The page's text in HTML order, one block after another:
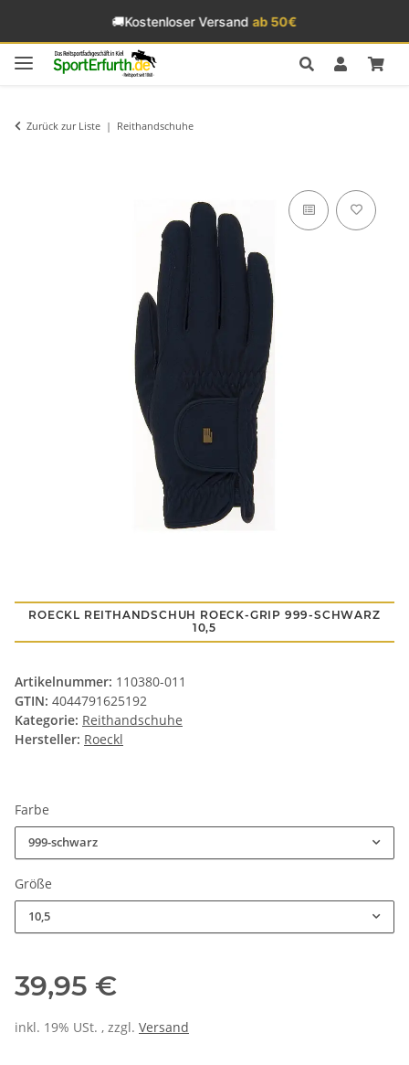
🚚Kostenloser Versandab 50€
Zurück zur Liste Reithandschuhe
ROECKL REITHANDSCHUH ROECK-GRIP 999-SCHWARZ
10,5
Artikelnummer: 110380-011
GTIN: 4044791625192
Kategorie: Reithandschuhe
Hersteller: Roeckl
Farbe
999-schwarz
Größe
10,5
39,95 €
inkl. 19% USt. , zzgl. Versand